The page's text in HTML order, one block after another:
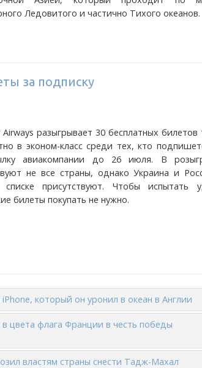
Ледовитого и частично Тихого океанов.
за подписку
разыгрывает 30 бесплатных билетов
в эконом-класс среди тех, кто
авиакомпании до 26 июля. В
не все страны, однако Украина и
присутствуют. Чтобы испытать
билеты покупать не нужно.
который он уронил в океан в Англии
цвета флага Франции в честь победы
властям страны снести Тадж-Махал